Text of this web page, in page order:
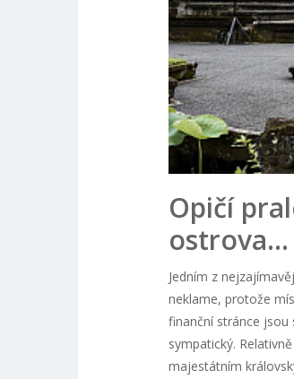
Opičí
ostrova…
Jedním z
neklame, protože
finanční stránce jsou
sympatický.
majestátním